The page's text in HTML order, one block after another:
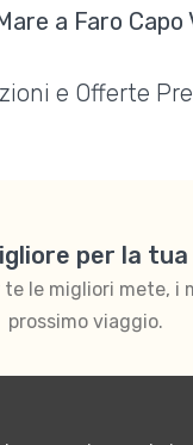
a Faro Capo
e Offerte
per la
le migliori mete,
prossimo viaggio.